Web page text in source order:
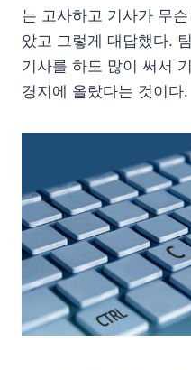
는 고사하고 기사가 무
았고 그렇게 대답했다.
기사를 하도 많이 써서
경지에 올랐다는 것이다.